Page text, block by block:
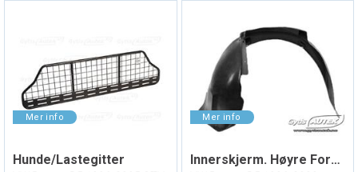
Hunde/Lastegitter Innerskjerm. Høyre Foran. Plast